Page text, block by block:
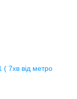
( 7хв від метро